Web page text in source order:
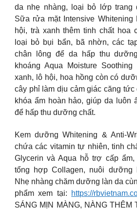
da nhẹ nhàng, loại bỏ lớp trang
Sữa rửa mặt Intensive
hội, trà xanh thêm tinh chất hoa
loại bỏ bụi bẩn, bã nhờn, các
chân lông để da hấp thu
khoáng Aqua Moisture
xanh, lô hội, hoa hồng còn có
cây phỉ làm dịu cảm giác căng
khóa ẩm hoàn hảo, giúp da luôn
để hấp thu dưỡng chất.
Kem dưỡng Whitening & Anti-
chứa các vitamin tự nhiên, tinh
Glycerin và Aqua hỗ trợ cấp
tổng hợp Collagen, nuôi dưỡng
Nhẹ nhàng chăm dưỡng làn da
phẩm xem tại:
https://
SÁNG MỊN MÀNG, NÀNG THÊM